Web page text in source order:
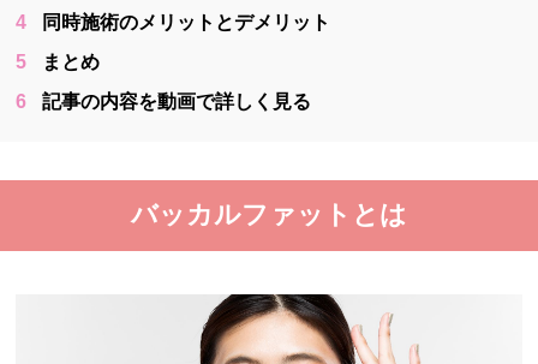
4
同時施術のメリットとデメリット
5
まとめ
6
記事の内容を動画で詳しく見る
バッカルファットとは